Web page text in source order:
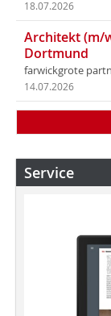
18.07.2026
Architekt (m/
Dortmund
farwickgrote
14.07.2026
Service